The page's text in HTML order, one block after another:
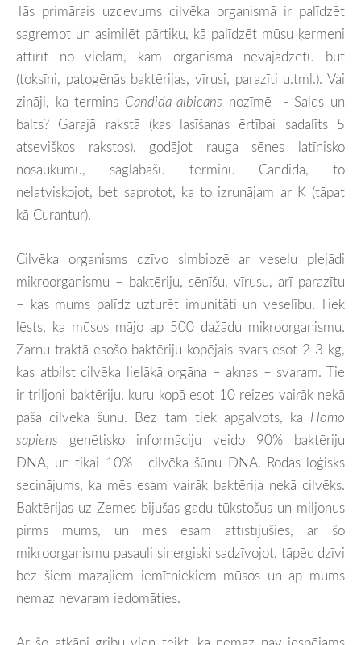
Tās primārais uzdevums cilvēka organismā ir palīdzēt
sagremot un asimilēt pārtiku, kā palīdzēt mūsu ķermeni
attīrīt no vielām, kam organismā nevajadzētu būt
(toksīni, patogēnās baktērijas, vīrusi, parazīti u.tml.). Vai
zināji, ka termins Candida albicans nozīmē - Salds un
balts? Garajā rakstā (kas lasīšanas ērtībai sadalīts 5
atsevišķos rakstos), godājot rauga sēnes latīnisko
nosaukumu, saglabāšu terminu Candida, to
nelatviskojot, bet saprotot, ka to izrunājam ar K (tāpat
kā Curantur).
Cilvēka organisms dzīvo simbiozē ar veselu plejādi
mikroorganismu – baktēriju, sēnīšu, vīrusu, arī parazītu
– kas mums palīdz uzturēt imunitāti un veselību. Tiek
lēsts, ka mūsos mājo ap 500 dažādu mikroorganismu.
Zarnu traktā esošo baktēriju kopējais svars esot 2-3 kg,
kas atbilst cilvēka lielākā orgāna – aknas – svaram. Tie
ir triljoni baktēriju, kuru kopā esot 10 reizes vairāk nekā
paša cilvēka šūnu. Bez tam tiek apgalvots, ka Homo
sapiens ģenētisko informāciju veido 90% baktēriju
DNA, un tikai 10% - cilvēka šūnu DNA. Rodas loģisks
secinājums, ka mēs esam vairāk baktērija nekā cilvēks.
Baktērijas uz Zemes bijušas gadu tūkstošus un miljonus
pirms mums, un mēs esam attīstījušies, ar šo
mikroorganismu pasauli sinerģiski sadzīvojot, tāpēc dzīvi
bez šiem mazajiem iemītniekiem mūsos un ap mums
nemaz nevaram iedomāties.